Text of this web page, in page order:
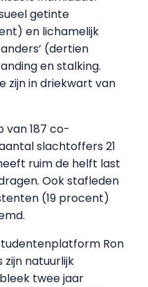
getinte
en lichamelijk
(dertien
en stalking.
zijn in driekwart van
van 187 co-
slachtoffers 21
ruim de helft last
Ook stafleden
(19 procent)
Ron
zijn natuurlijk
twee jaar